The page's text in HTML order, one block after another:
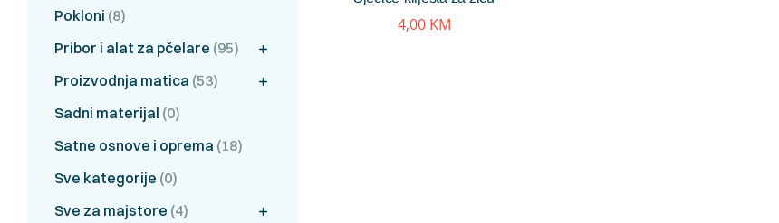
4,00 KM
Pokloni (8)
Pribor i alat za pčelare (95)
Proizvodnja matica (53)
Sadni materijal (0)
Satne osnove i oprema (18)
Sve kategorije (0)
Sve za majstore (4)